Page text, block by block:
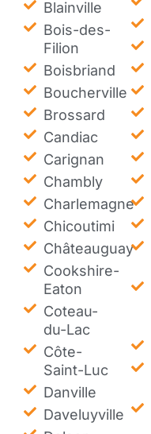
Blainville
Bois-des-
Filion
Boisbriand
Boucherville
Brossard
Candiac
Carignan
Chambly
Charlemagne
Chicoutimi
Châteauguay
Cookshire-
Eaton
Coteau-
du-Lac
Côte-
Saint-Luc
Danville
Daveluyville